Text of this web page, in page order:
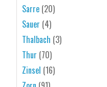
Sarre (20)
Sauer (4)
Thalbach (3)
Thur (70)
Zinsel (16)